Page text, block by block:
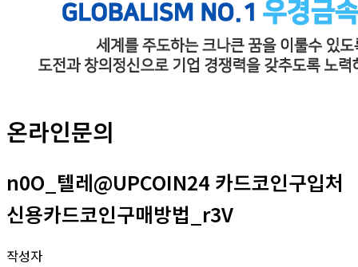
온라인문의
n0O_텔레@UPCOIN24 카드코인구입처
신용카드코인구매방법_r3V
작성자